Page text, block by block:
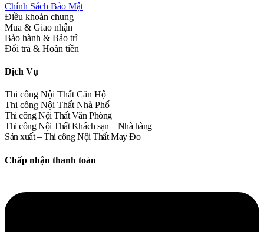
Chính Sách Bảo Mật
Điều khoản chung
Mua & Giao nhận
Bảo hành & Bảo trì
Đổi trả & Hoàn tiền
Dịch Vụ
Thi công Nội Thất Căn Hộ
Thi công Nội Thất Nhà Phố
Thi công Nội Thất Văn Phòng
Thi công Nội Thất Khách sạn – Nhà hàng
Sản xuất – Thi công Nội Thất May Đo
Chấp nhận thanh toán